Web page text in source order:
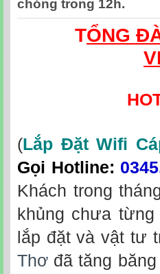
chóng trong 12h.
TỔNG
(Lắp Đặt Wifi
Gọi Hotline:
Khách trong
khủng chưa từng
lắp đặt và vật tư
Thơ đã tăng